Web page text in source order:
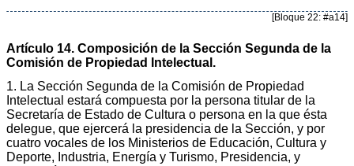
[Bloque 22: #a14]
Artículo 14. Composición de la Sección Segunda de la
Comisión de Propiedad Intelectual.
1. La Sección Segunda de la Comisión de Propiedad
Intelectual estará compuesta por la persona titular de la
Secretaría de Estado de Cultura o persona en la que ésta
delegue, que ejercerá la presidencia de la Sección, y por
cuatro vocales de los Ministerios de Educación, Cultura y
Deporte, Industria, Energía y Turismo, Presidencia, y